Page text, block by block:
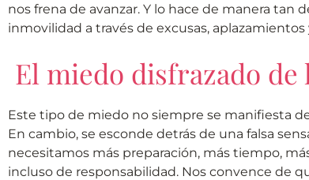
nos frena de avanzar. Y lo hace de manera tan
inmovilidad a través de excusas,
El miedo disfrazado de
Este tipo de miedo no siempre se manifiesta
En cambio, se esconde detrás de una falsa
necesitamos más preparación, más tiempo,
incluso de responsabilidad. Nos convence de